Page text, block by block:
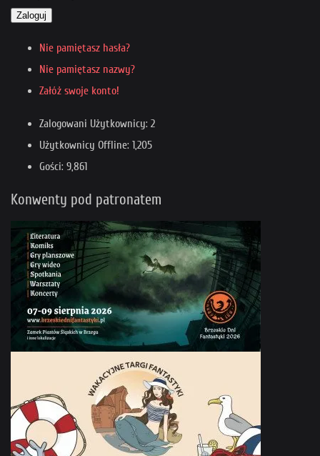
Zaloguj
Nie pamiętasz hasła?
Nie pamiętasz nazwy?
Załóż swoje konto!
Zalogowani Użytkownicy: 2
Użytkownicy Offline: 1,205
Gości: 9,861
Konwenty pod patronatem